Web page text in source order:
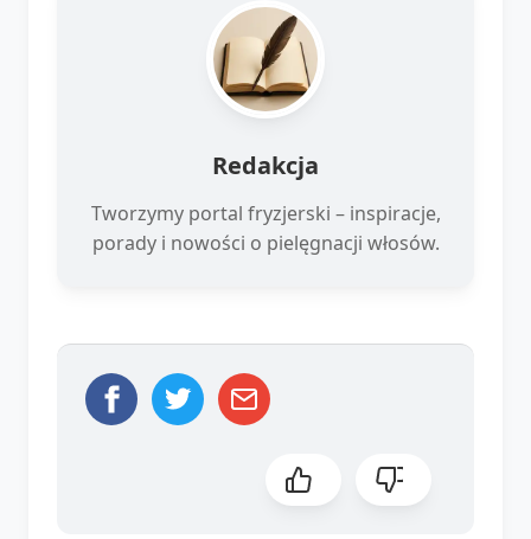
Redakcja
Tworzymy portal fryzjerski – inspiracje,
porady i nowości o pielęgnacji włosów.